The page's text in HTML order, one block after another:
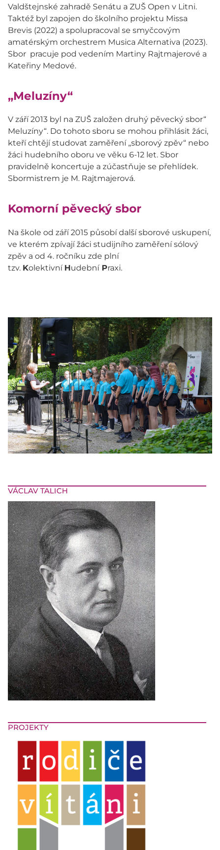
VÁCLAV TALICH
PROJEKTY
Valdštejnské zahradě Senátu a ZUŠ Open v Litni.
Taktéž byl zapojen do školního projektu Missa
Brevis (2022) a spolupracoval se smyčcovým
amatérským orchestrem Musica Alternativa (2023).
Sbor pracuje pod vedením Martiny Rajtmajerové a
Kateřiny Medové.
„Meluzíny“
V září 2013 byl na ZUŠ založen druhý pěvecký sbor“
Meluzíny“. Do tohoto sboru se mohou přihlásit žáci,
kteří chtějí studovat zaměření „sborový zpěv“ nebo
žáci hudebního oboru ve věku 6-12 let. Sbor
pravidelně koncertuje a zúčastňuje se přehlídek.
Sbormistrem je M. Rajtmajerová.
Komorní pěvecký sbor
Na škole od září 2015 působí další sborové uskupení,
ve kterém zpívají žáci studijního zaměření sólový
zpěv a od 4. ročníku zde plní
tzv. Kolektivní HudebníPraxi.